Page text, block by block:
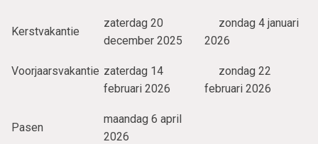
Kerstvakantie
zaterdag 20
december 2025
zondag 4 januari
2026
Voorjaarsvakantie zaterdag 14
februari 2026
zondag 22
februari 2026
Pasen
maandag 6 april
2026